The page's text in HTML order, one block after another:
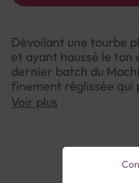
Dévoilant une tourbe
et ayant haussé le ton
dernier batch du
finement réglissée
qui caractérise ce
resplendissantes de
Voir plus